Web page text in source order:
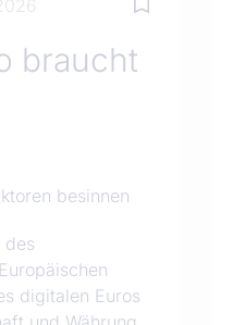
braucht
besinnen
des
digitalen Euros